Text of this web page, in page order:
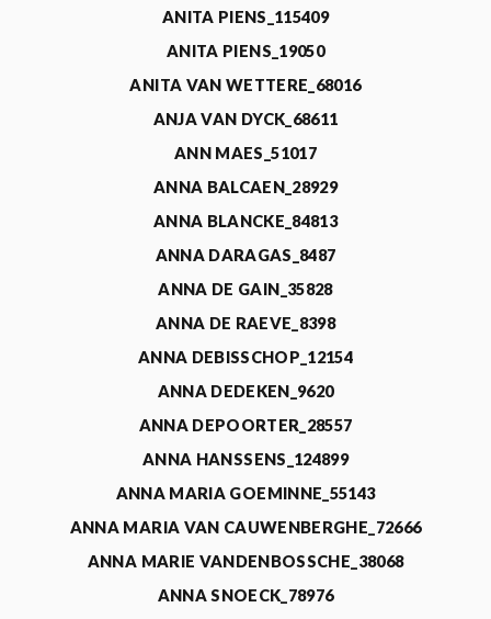
ANITA PIENS_115409
ANITA PIENS_19050
ANITA VAN WETTERE_68016
ANJA VAN DYCK_68611
ANN MAES_51017
ANNA BALCAEN_28929
ANNA BLANCKE_84813
ANNA DARAGAS_8487
ANNA DE GAIN_35828
ANNA DE RAEVE_8398
ANNA DEBISSCHOP_12154
ANNA DEDEKEN_9620
ANNA DEPOORTER_28557
ANNA HANSSENS_124899
ANNA MARIA GOEMINNE_55143
ANNA MARIA VAN CAUWENBERGHE_72666
ANNA MARIE VANDENBOSSCHE_38068
ANNA SNOECK_78976